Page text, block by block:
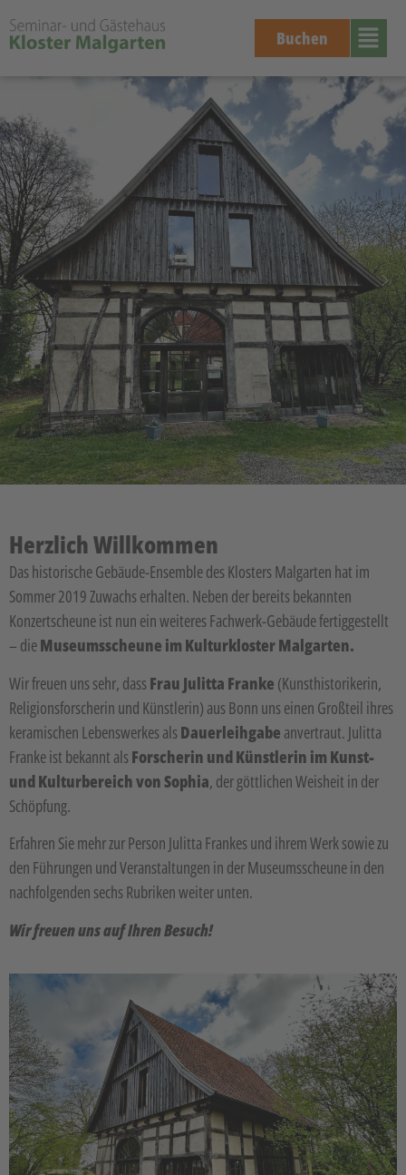
Buchen
Herzlich Willkommen
Das historische Gebäude-Ensemble des Klosters Malgarten hat im
Sommer 2019 Zuwachs erhalten. Neben der bereits bekannten
Konzertscheune ist nun ein weiteres Fachwerk-Gebäude fertiggestellt
– dieMuseumsscheune im Kulturkloster Malgarten.
Wir freuen uns sehr, dassFrau Julitta Franke (Kunsthistorikerin,
Religionsforscherin und Künstlerin) aus Bonn uns einen Großteil ihres
keramischen Lebenswerkes alsDauerleihgabe anvertraut. Julitta
Franke ist bekannt alsForscherin und Künstlerin im Kunst-
und Kulturbereich von Sophia, der göttlichen Weisheit in der
Schöpfung.
Erfahren Sie mehr zur Person Julitta Frankes und ihrem Werk sowie zu
den Führungen und Veranstaltungen in der Museumsscheune in den
nachfolgenden sechs Rubriken weiter unten.
Wir freuen uns auf Ihren Besuch!